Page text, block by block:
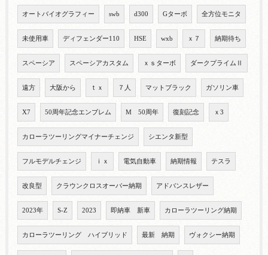
オートバイオグラフィー swb d300 Gターボ 全方位モニタ
未使用車 ディフェンダー110 HSE wxb ｘ７ 納期待ち
スペーシア スペーシアカスタム ｘｓターボ ダークプライムⅡ
遠方 大阪から ｔｘ ７人 マットブラック ガソリン車
X7 50周年記念エンブレム M 50周年 復刻記念 ｘ3
カローラツーリングマイナーチェンジ シエンタ新型
フルモデルチェンジ ｉｘ 電気自動車 納期情報 テスラ
改良型 クラウンクロスオーバー納期 アドバンスレザー
2023年 S-Z 2023 即納車 新車 カローラツーリング納期
カローラツーリング ハイブリッド 最新 納期 ヴォクシー納期